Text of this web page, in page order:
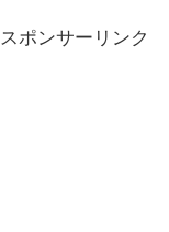
スポンサーリンク